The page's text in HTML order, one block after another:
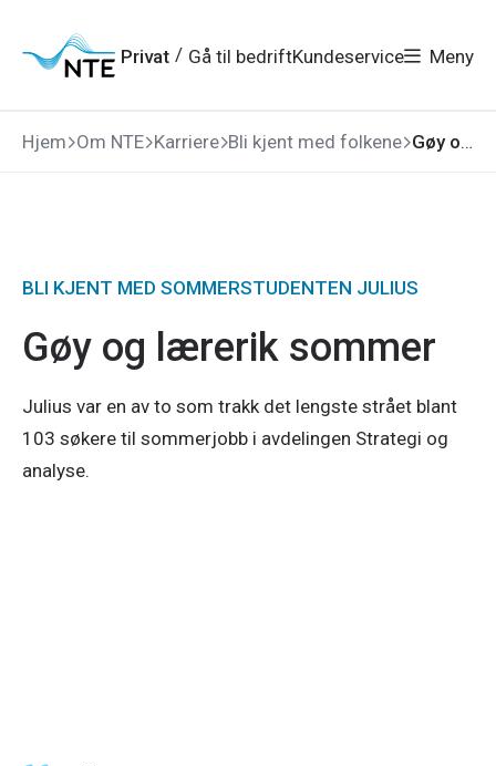
hovedmeny
søk
hovedinnhold
bunnområde
Privat / Gå til bedriftKundeservice Meny
Hjem Om NTE Karriere Bli kjent med folkene Gøy og lærerik sommer
BLI KJENT MED SOMMERSTUDENTEN JULIUS
Gøy og lærerik sommer
Julius var en av to som trakk det lengste strået blant
103 søkere til sommerjobb i avdelingen Strategi og
analyse.